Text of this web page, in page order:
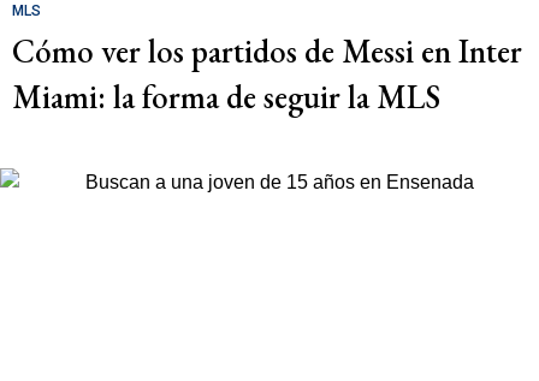
MLS
Cómo ver los partidos de Messi en Inter
Miami: la forma de seguir la MLS